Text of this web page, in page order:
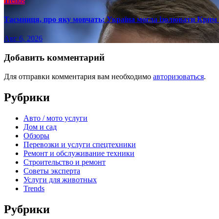
Таємниця, про яку мовчать: Україна могла ізолювати
Авг 6, 2026
Добавить комментарий
Для отправки комментария вам необходимо авторизоваться.
Рубрики
Авто / мото услуги
Дом и сад
Обзоры
Перевозки и услуги спецтехники
Ремонт и обслуживание техники
Строительство и ремонт
Советы эксперта
Услуги для животных
Trends
Рубрики